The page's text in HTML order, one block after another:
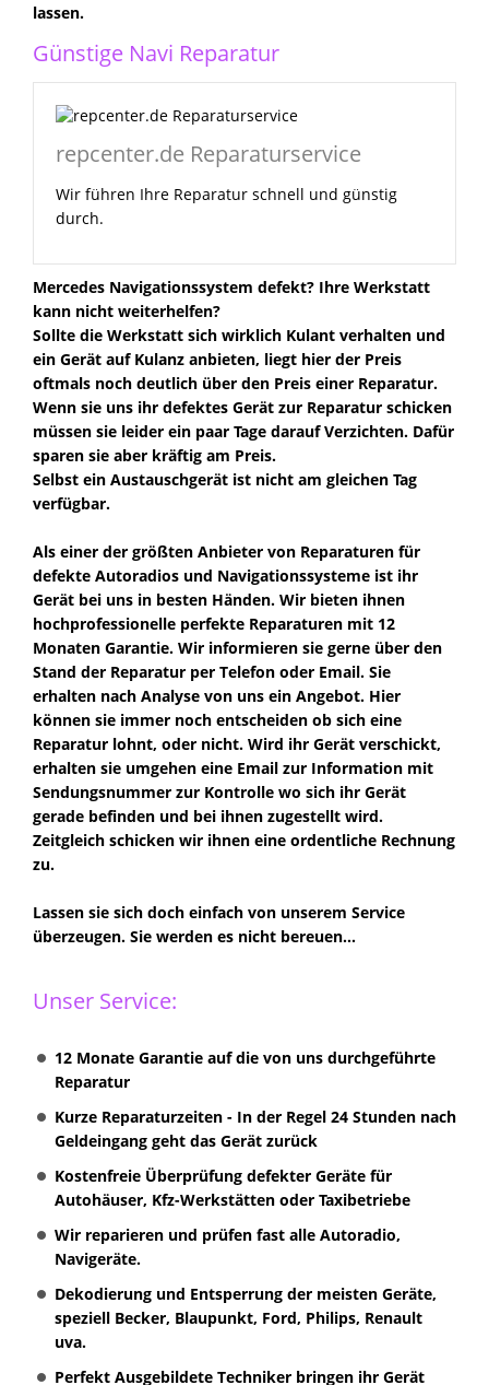
lassen.
Günstige Navi Reparatur
repcenter.de Reparaturservice
Wir führen Ihre Reparatur schnell und günstig
durch.
Mercedes Navigationssystem defekt? Ihre Werkstatt
kann nicht weiterhelfen?
Sollte die Werkstatt sich wirklich Kulant verhalten und
ein Gerät auf Kulanz anbieten, liegt hier der Preis
oftmals noch deutlich über den Preis einer Reparatur.
Wenn sie uns ihr defektes Gerät zur Reparatur schicken
müssen sie leider ein paar Tage darauf Verzichten. Dafür
sparen sie aber kräftig am Preis.
Selbst ein Austauschgerät ist nicht am gleichen Tag
verfügbar.
Als einer der größten Anbieter von Reparaturen für
defekte Autoradios und Navigationssysteme ist ihr
Gerät bei uns in besten Händen. Wir bieten ihnen
hochprofessionelle perfekte Reparaturen mit 12
Monaten Garantie. Wir informieren sie gerne über den
Stand der Reparatur per Telefon oder Email. Sie
erhalten nach Analyse von uns ein Angebot. Hier
können sie immer noch entscheiden ob sich eine
Reparatur lohnt, oder nicht. Wird ihr Gerät verschickt,
erhalten sie umgehen eine Email zur Information mit
Sendungsnummer zur Kontrolle wo sich ihr Gerät
gerade befinden und bei ihnen zugestellt wird.
Zeitgleich schicken wir ihnen eine ordentliche Rechnung
zu.
Lassen sie sich doch einfach von unserem Service
überzeugen. Sie werden es nicht bereuen...
Unser Service:
12 Monate Garantie auf die von uns durchgeführte
Reparatur
Kurze Reparaturzeiten - In der Regel 24 Stunden nach
Geldeingang geht das Gerät zurück
Kostenfreie Überprüfung defekter Geräte für
Autohäuser, Kfz-Werkstätten oder Taxibetriebe
Wir reparieren und prüfen fast alle Autoradio,
Navigeräte.
Dekodierung und Entsperrung der meisten Geräte,
speziell Becker, Blaupunkt, Ford, Philips, Renault
uva.
Perfekt Ausgebildete Techniker bringen ihr Gerät